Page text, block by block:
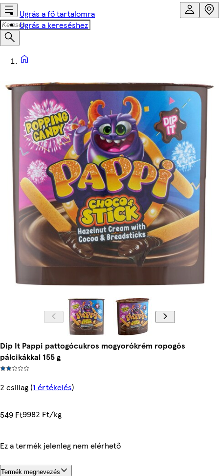
Ugrás a fő tartalomra
Ugrás a kereséshez
Dip It Pappi pattogócukros mogyorókrém ropogós
pálcikákkal 155 g
2 csillag (1 értékelés)
549 Ft9982 Ft/kg
Ez a termék jelenleg nem elérhető
Termék megnevezés